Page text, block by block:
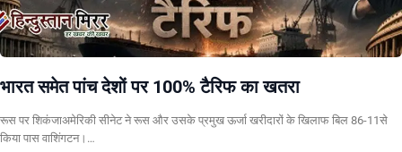
भारत समेत पांच देशों पर 100% टैरिफ का खतरा
रूस पर शिकंजाअमेरिकी सीनेट ने रूस और उसके प्रमुख ऊर्जा खरीदारों के खिलाफ बिल 86-11से
किया पास वाशिंगटन।…